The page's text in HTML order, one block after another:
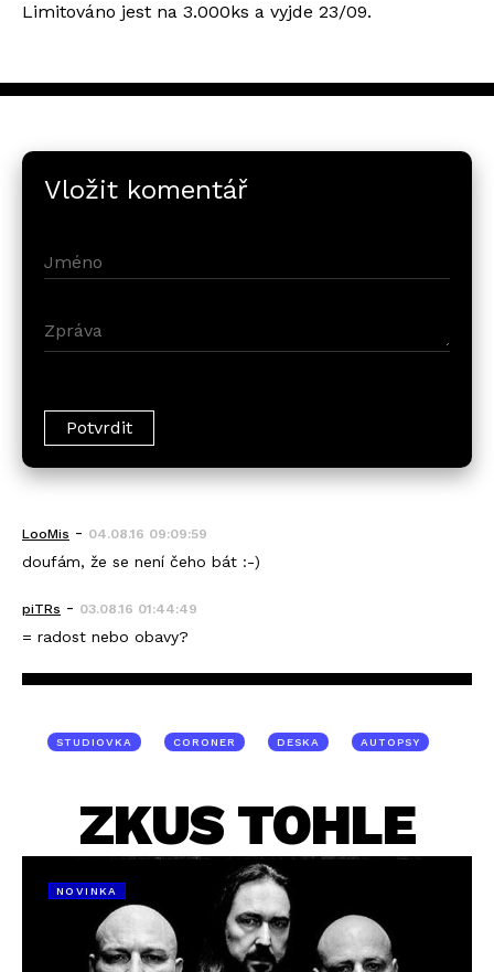
Limitováno jest na 3.000ks a vyjde 23/09.
Vložit komentář
LooMis - 04.08.16 09:09:59
doufám, že se není čeho bát :-)
piTRs - 03.08.16 01:44:49
= radost nebo obavy?
STUDIOVKA CORONER DESKA AUTOPSY
ZKUS TOHLE
NOVINKA